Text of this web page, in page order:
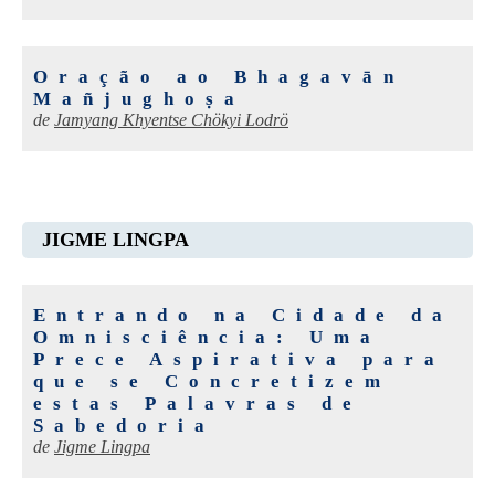
Oração ao Bhagavān
Mañjughoṣa
de Jamyang Khyentse Chökyi Lodrö
JIGME LINGPA
Entrando na Cidade da
Omnisciência: Uma
Prece Aspirativa para
que se Concretizem
estas Palavras de
Sabedoria
de Jigme Lingpa